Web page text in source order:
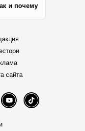
и почему
сайта
YouTube TikTok